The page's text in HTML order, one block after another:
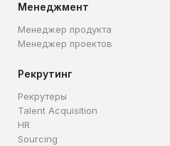
Менеджмент
Менеджер продукта
Менеджер проектов
Рекрутинг
Рекрутеры
Talent Acquisition
HR
Sourcing